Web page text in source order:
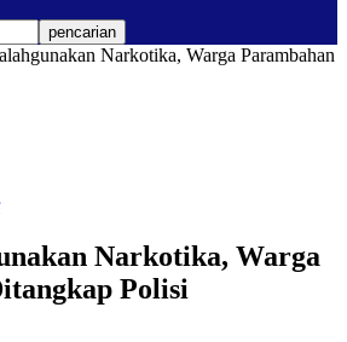
Narkotika, Warga Parambahan
Narkotika, Warga
Polisi